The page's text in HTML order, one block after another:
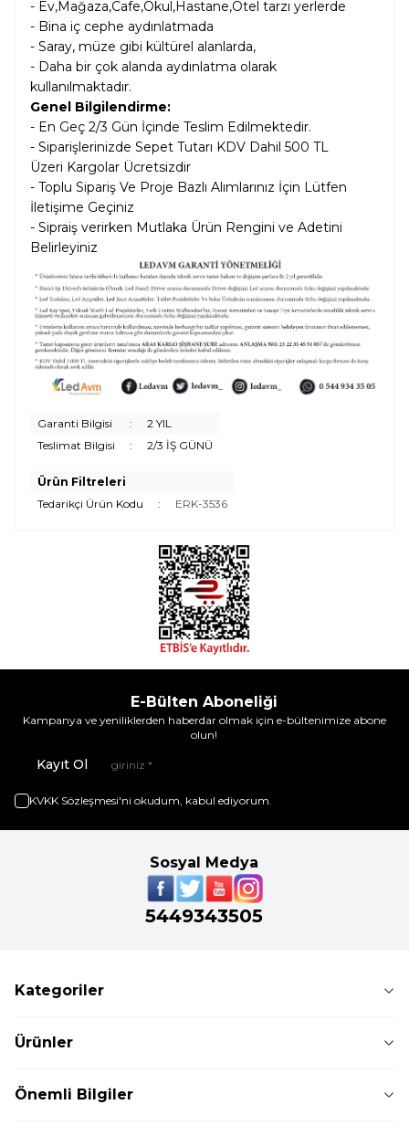
- Ev,Mağaza,Cafe,Okul,Hastane,Otel tarzı yerlerde
- Bina iç cephe aydınlatmada
- Saray, müze gibi kültürel alanlarda,
- Daha bir çok alanda aydınlatma olarak
kullanılmaktadır.
Genel Bilgilendirme:
- En Geç 2/3 Gün İçinde Teslim Edilmektedir.
- Siparişlerinizde Sepet Tutarı KDV Dahil 500 TL
Üzeri Kargolar Ücretsizdir
- Toplu Sipariş Ve Proje Bazlı Alımlarınız İçin Lütfen
İletişime Geçiniz
- Sipraiş verirken Mutlaka Ürün Rengini ve Adetini
Belirleyiniz
Garanti Bilgisi :
2 YIL
Teslimat Bilgisi
: 2/3 İŞ GÜNÜ
Ürün Filtreleri
Tedarikçi Ürün Kodu
: ERK-3536
E-Bülten Aboneliği
Kampanya ve yeniliklerden haberdar olmak için e-bültenimize abone
olun!
Kayıt Ol
KVKK Sözleşmesi'ni okudum, kabul ediyorum.
Sosyal Medya
5449343505
Kategoriler
Ürünler
Önemli Bilgiler